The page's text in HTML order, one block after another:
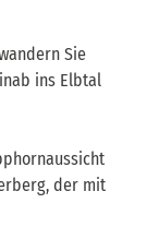
Sie
ins Elbtal
der mit